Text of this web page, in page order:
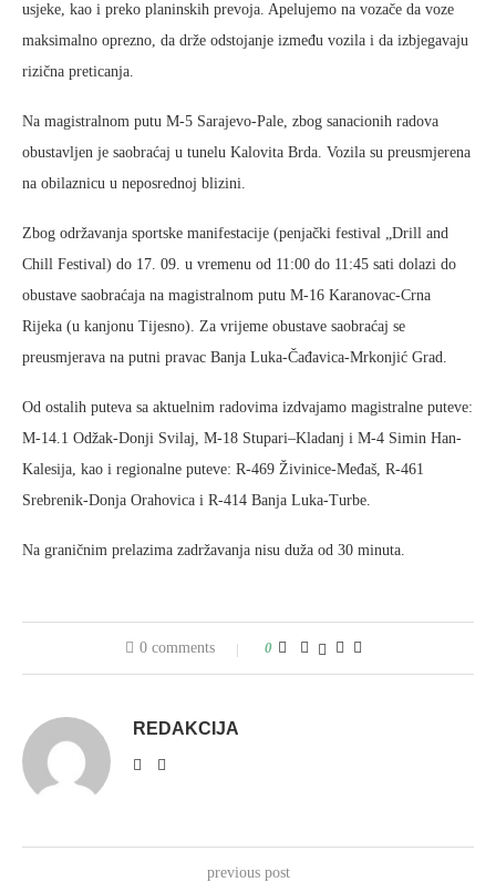
usjeke, kao i preko planinskih prevoja. Apelujemo na vozače da voze
maksimalno oprezno, da drže odstojanje između vozila i da izbjegavaju
rizična preticanja.
Na magistralnom putu M-5 Sarajevo-Pale, zbog sanacionih radova
obustavljen je saobraćaj u tunelu Kalovita Brda. Vozila su preusmjerena
na obilaznicu u neposrednoj blizini.
Zbog održavanja sportske manifestacije (penjački festival „Drill and
Chill Festival) do 17. 09. u vremenu od 11:00 do 11:45 sati dolazi do
obustave saobraćaja na magistralnom putu M-16 Karanovac-Crna
Rijeka (u kanjonu Tijesno). Za vrijeme obustave saobraćaj se
preusmjerava na putni pravac Banja Luka-Čađavica-Mrkonjić Grad.
Od ostalih puteva sa aktuelnim radovima izdvajamo magistralne puteve:
M-14.1 Odžak-Donji Svilaj, M-18 Stupari–Kladanj i M-4 Simin Han-
Kalesija, kao i regionalne puteve: R-469 Živinice-Međaš, R-461
Srebrenik-Donja Orahovica i R-414 Banja Luka-Turbe.
Na graničnim prelazima zadržavanja nisu duža od 30 minuta.
0 comments 0
REDAKCIJA
previous post